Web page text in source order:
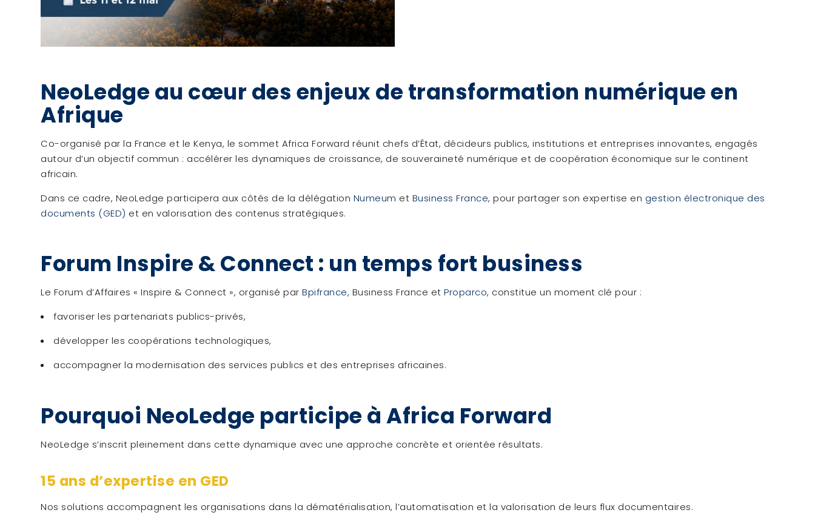
NeoLedge au cœur des enjeux de transformation numérique en
Afrique
Co-organisé par la France et le Kenya, le sommet Africa Forward réunit chefs d’État, décideurs publics, institutions et entreprises innovantes, engagés
autour d’un objectif commun : accélérer les dynamiques de croissance, de souveraineté numérique et de coopération économique sur le continent
africain.
Dans ce cadre, NeoLedge participera aux côtés de la délégation Numeum et Business France, pour partager son expertise en gestion électronique des
documents (GED) et en valorisation des contenus stratégiques.
Forum Inspire & Connect : un temps fort business
Le Forum d’Affaires « Inspire & Connect », organisé parBpifrance, Business France etProparco, constitue un moment clé pour :
favoriser les partenariats publics-privés,
développer les coopérations technologiques,
accompagner la modernisation des services publics et des entreprises africaines.
Pourquoi NeoLedge participe à Africa Forward
NeoLedge s’inscrit pleinement dans cette dynamique avec une approche concrète et orientée résultats.
15 ans d’expertise en GED
Nos solutions accompagnent les organisations dans la dématérialisation, l’automatisation et la valorisation de leurs flux documentaires.